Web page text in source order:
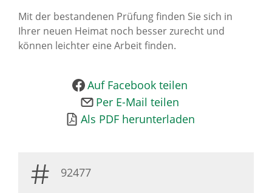
Mit der bestandenen Prüfung finden Sie sich in
Ihrer neuen Heimat noch besser zurecht und
können leichter eine Arbeit finden.
Auf Facebook teilen
Per E-Mail teilen
Als PDF herunterladen
92477